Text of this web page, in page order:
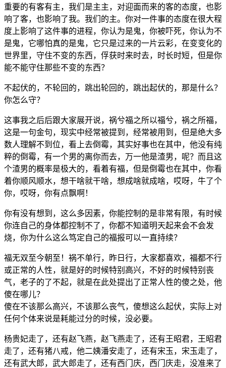
重要的有客有主， 我们 是主主， 对迎面而来的客的态度， 也影
响了客， 也影响了我。 我们 的主。 你对一件事的态度在很大程
度 上影响了这件事的进程， 你认为是鬼， 你被吓死， 你认为不
是鬼， 它哪怕真的是鬼， 它只是过来的一片云彩， 在变变化的
世界里， 守住不变的东西， 俘获时来时去， 时长时短， 但是你
能不能守住那些不变的东西？
不起伏的， 不轮回 的， 跳出轮回 的， 跳出起伏的， 那是什么？
你怎么守？
这事我之后后跟大家展开说， 祸兮福之所以福兮， 祸之所福，
这是一句金句， 现实中经常被提到， 经常被用 到， 但是绝大多
数人理解不到 位， 看 上去倒霉， 其实好事也在其中， 他没有纯
粹的倒霉， 有一个男的离你而去， 万一他是渣男， 呢？ 而 且 这
个渣男的概率是极大的， 看着有福， 但是倒霉也在其中， 你看
着你顺风顺水， 想干啥就干啥， 想成啥就成啥， 哎呀， 牛了个
你， 哎呀， 你有点飘啊！
你有没有想到， 这么多 因素， 你能控制 的是非常有 限， 有时候
你连自 己的身体都控制 不了， 你都不知道明天起来会不会发
烧， 你为什么这么笃定自 己的福报可以一直持续？
福无双至今朝至！ 祸不单行， 昨 日 行， 大家都喜欢， 福都不行
或正常的人性， 就是好的时候特别 高兴， 不好的时候特别 丧
气， 老子的了不起， 就是在此处提出了正常人性的傻之处， 他
傻在哪儿？
傻在不该那么高兴， 不该那么丧气， 傻想这么起伏， 实 际 上对
任何个体来说是耗能过分的时候， 没必要。
杨贵妃走了， 还有赵飞燕， 赵飞燕走了， 还有王 昭君， 王 昭君
走了， 还有猪八戒， 他二姨潘安走了， 还有宋玉， 宋玉走了，
还有武大郎， 武大郎走了， 还有西门 庆， 西门 庆走， 没准来了